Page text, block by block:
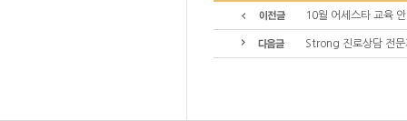
10월 어세스타 교육
Strong 진로상담 전